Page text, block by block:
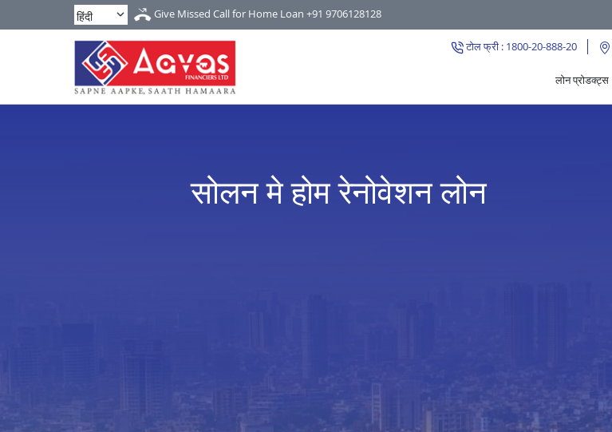
Give Missed Call for Home Loan +91 9706128128
टोल फ्री : 1800-20-888-20
लोन प्रोडक्ट्स
सोलन मे होम रेनोवेशन लोन